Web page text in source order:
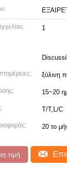
1
ξύλινη
15~20
T/T,L/C
20 το
τιμή